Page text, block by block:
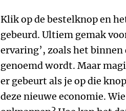
Klik op de bestelknop en
gebeurd. Ultiem gemak
ervaring’, zoals het
genoemd wordt. Maar
er gebeurt als je op die
deze nieuwe economie.